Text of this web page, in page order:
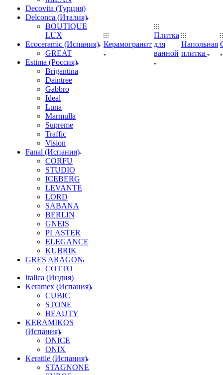
Decovita (Турция)
Delconca (Италия)
BOUTIQUE
LUX
Ecoceramic (Испания)
GREAT
Estima (Россия)
Brigantina
Daintree
Gabbro
Ideal
Luna
Marmulla
Supreme
Traffic
Vision
Fanal (Испания)
CORFU
STUDIO
ICEBERG
LEVANTE
LORD
SABANA
BERLIN
GNEIS
PLASTER
ELEGANCE
KUBRIK
GRES ARAGON
COTTO
Italica (Индия)
Keramex (Испания)
CUBIC
STONE
BEAUTY
KERAMIKOS
(Испания)
ONICE
ONIX
Keratile (Испания)
STAGNONE
Керамогранит
Плитка
для
ванной
Напольная
плитка